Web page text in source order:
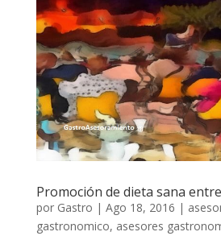
Promoción de dieta sana
por Gastro | Ago 18, 2016 |
gastronomico, asesores